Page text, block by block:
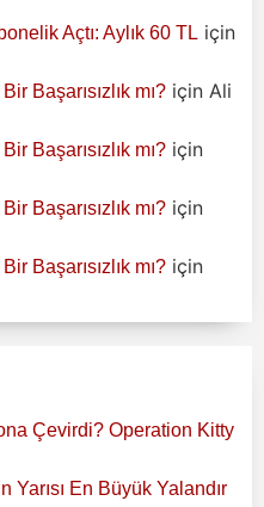
Açtı: Aylık 60 TL için
Başarısızlık mı? için Ali
Başarısızlık mı? için
Başarısızlık mı? için
Başarısızlık mı? için
Çevirdi? Operation Kitty
En Büyük Yalandır